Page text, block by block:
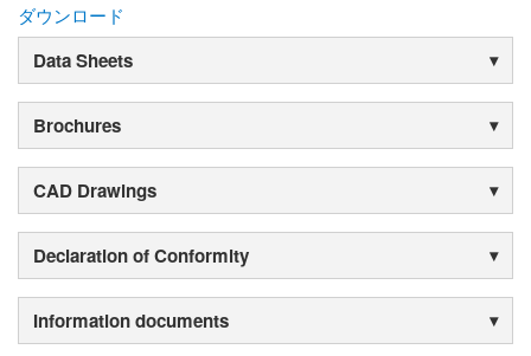
ダウンロード
Data Sheets
Brochures
CAD Drawings
Declaration of Conformity
Information documents